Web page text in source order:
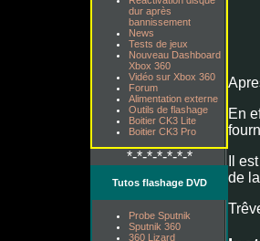
dur après
bannissement
News
Tests de jeux
Nouveau Dashboard
Xbox 360
Vidéo sur Xbox 360
Forum
Alimentation externe
Outils de flashage
Boitier CK3 Lite
Boitier CK3 Pro
*-*-*-*-*-*-*
Tutos flashage DVD
Probe Sputnik
Sputnik 360
360 Lizard
En
Il
de